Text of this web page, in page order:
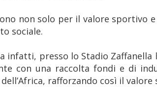
non solo per il valore sportivo
sociale.
infatti, presso lo Stadio Zaffanella
con una raccolta fondi e di
rafforzando così il valore